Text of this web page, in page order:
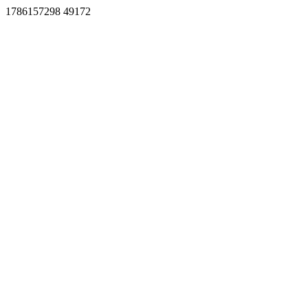
1786157298 49172